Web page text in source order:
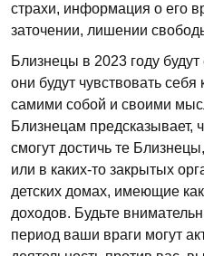
страхи, информация о его
заточении, лишении
Близнецы в 2023 году
они будут чувствовать
самими собой и своими
Близнецам предсказывает,
смогут достичь те
или в каких-то закрытых
детских домах, имеющие
доходов. Будьте
период ваши враги могут